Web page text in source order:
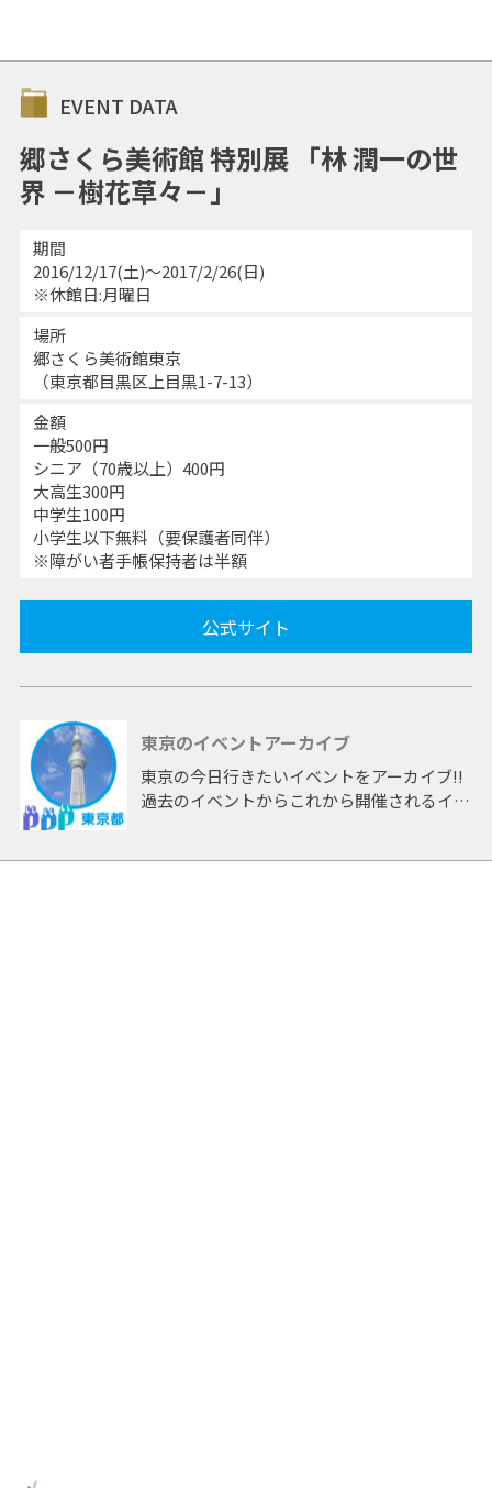
EVENT DATA
郷さくら美術館 特別展 「林 潤一の世
界 －樹花草々－」
期間
2016/12/17(土)～2017/2/26(日)
※休館日:月曜日
場所
郷さくら美術館東京
（東京都目黒区上目黒1-7-13）
金額
一般500円
シニア（70歳以上）400円
大高生300円
中学生100円
小学生以下無料（要保護者同伴）
※障がい者手帳保持者は半額
公式サイト
東京のイベントアーカイブ
東京の今日行きたいイベントをアーカイブ!!
過去のイベントからこれから開催されるイベ